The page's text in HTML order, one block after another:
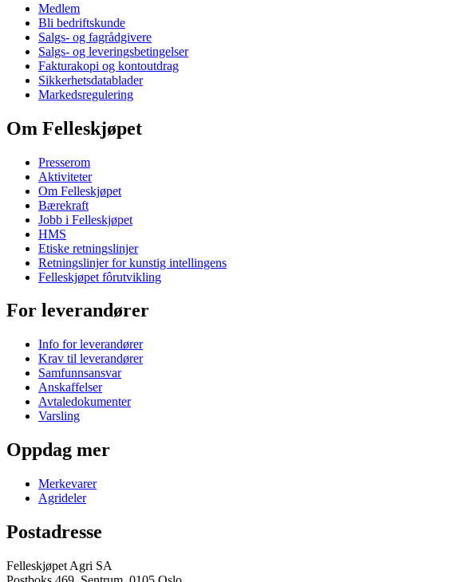
Medlem
Bli bedriftskunde
Salgs- og fagrådgivere
Salgs- og leveringsbetingelser
Fakturakopi og kontoutdrag
Sikkerhetsdatablader
Markedsregulering
Om Felleskjøpet
Presserom
Aktiviteter
Om Felleskjøpet
Bærekraft
Jobb i Felleskjøpet
HMS
Etiske retningslinjer
Retningslinjer for kunstig intellingens
Felleskjøpet fôrutvikling
For leverandører
Info for leverandører
Krav til leverandører
Samfunnsansvar
Anskaffelser
Avtaledokumenter
Varsling
Oppdag mer
Merkevarer
Agrideler
Postadresse
Felleskjøpet Agri SA